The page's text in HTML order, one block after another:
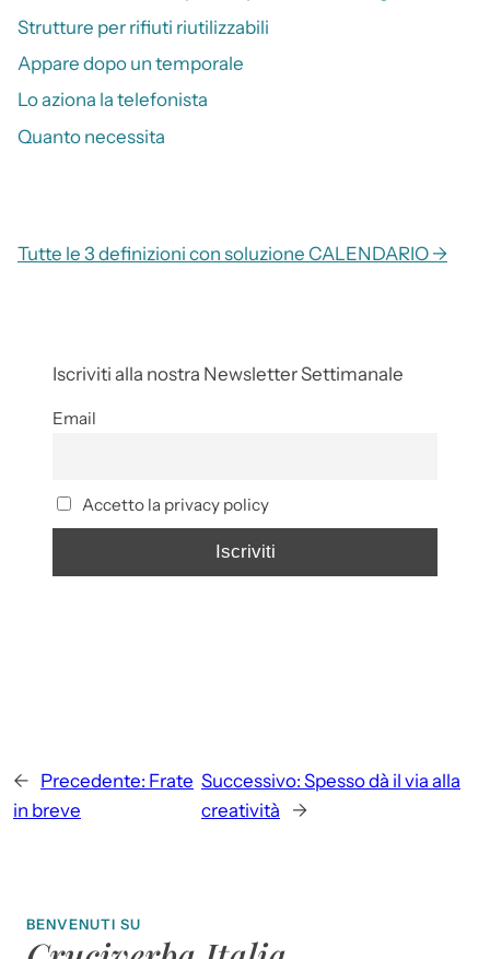
Strutture per rifiuti riutilizzabili
Appare dopo un temporale
Lo aziona la telefonista
Quanto necessita
Tutte le 3 definizioni con soluzione CALENDARIO →
Iscriviti alla nostra Newsletter Settimanale
Email
Accetto la privacy policy
← Precedente: Frate
in breve
Successivo: Spesso dà il via alla
creatività
→
BENVENUTI SU